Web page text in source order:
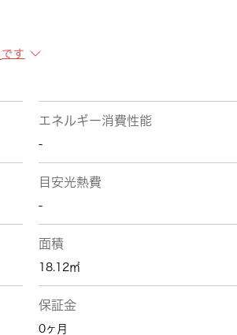
です
エネルギー消費性能
-
目安光熱費
-
面積
18.12㎡
保証金
0ヶ月